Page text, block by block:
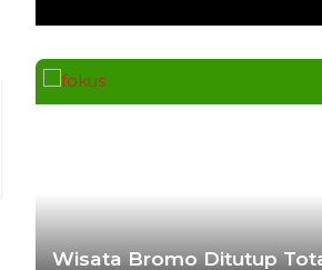
Kamis 9 November 2023
Previous